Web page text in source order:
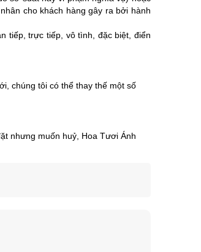
cho khách hàng gây ra bởi hành
tiếp, trực tiếp, vô tình, đặc biệt, điển
chúng tôi có thể thay thế một số
nhưng muốn huỷ, Hoa Tươi Ánh